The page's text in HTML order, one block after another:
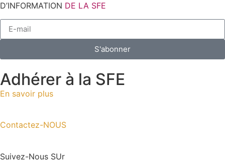
D’INFORMATION DE LA SFE
S'abonner
Adhérer à la SFE
En savoir plus
Contactez-NOUS
Suivez-Nous SUr